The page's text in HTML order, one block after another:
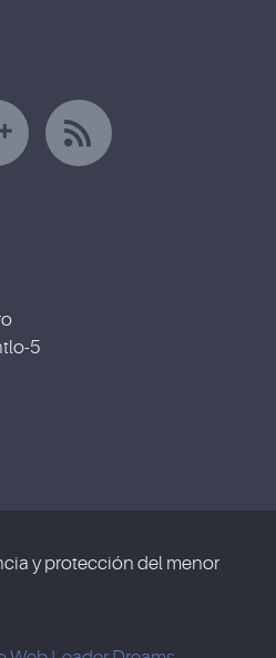
5
y protección del menor